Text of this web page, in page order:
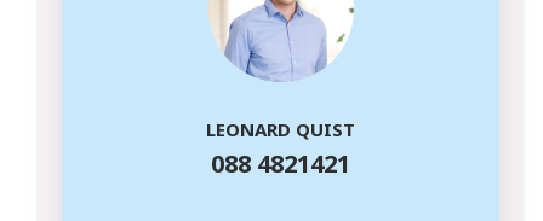
LEONARD QUIST
088 4821421